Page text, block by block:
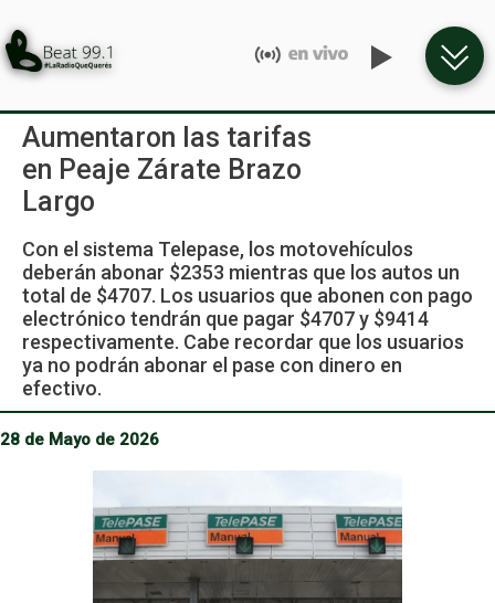
Aumentaron las tarifas
en Peaje Zárate Brazo
Largo
Con el sistema Telepase, los motovehículos
deberán abonar $2353 mientras que los autos un
total de $4707. Los usuarios que abonen con pago
electrónico tendrán que pagar $4707 y $9414
respectivamente. Cabe recordar que los usuarios
ya no podrán abonar el pase con dinero en
efectivo.
28 de Mayo de 2026